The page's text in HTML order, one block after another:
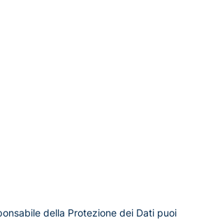
della Protezione dei Dati puoi